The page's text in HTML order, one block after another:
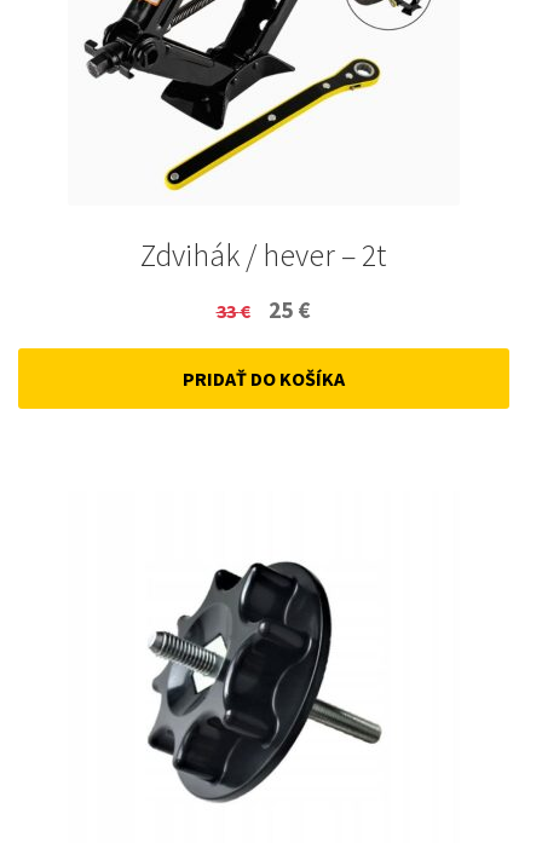
Zdvihák / hever – 2t
33€
Original
price
was:
25 €
price
is:
PRIDAŤ DO KOŠÍKA